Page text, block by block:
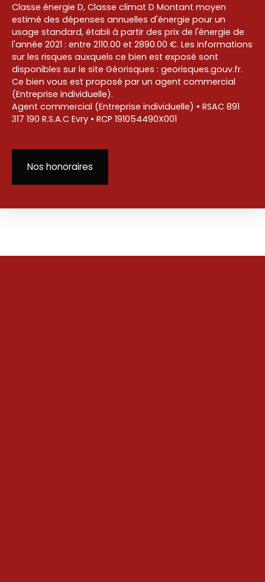
Classe énergie D, Classe climat D Montant moyen
estimé des dépenses annuelles d'énergie pour un
usage standard, établi à partir des prix de l'énergie de
l'année 2021 : entre 2110.00 et 2890.00 €. Les informations
sur les risques auxquels ce bien est exposé sont
disponibles sur le site Géorisques : georisques.gouv.fr.
Ce bien vous est proposé par un agent commercial
(Entreprise individuelle).
Agent commercial (Entreprise individuelle) • RSAC 891
317 190 R.S.A.C Evry • RCP 191054490X001
Nos honoraires